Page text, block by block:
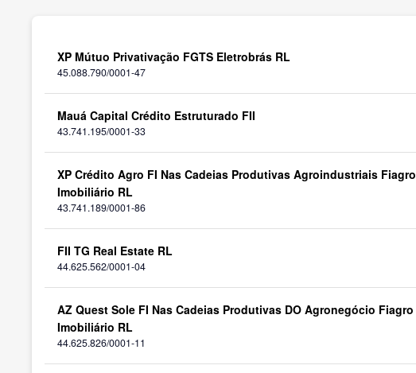
XP Mútuo Privativação FGTS Eletrobrás RL
45.088.790/0001-47
Mauá Capital Crédito Estruturado FII
43.741.195/0001-33
XP Crédito Agro FI Nas Cadeias Produtivas Agroindustriais Fiagro
Imobiliário RL
43.741.189/0001-86
FII TG Real Estate RL
44.625.562/0001-04
AZ Quest Sole FI Nas Cadeias Produtivas DO Agronegócio Fiagro
Imobiliário RL
44.625.826/0001-11